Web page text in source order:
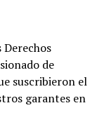
de
suscribieron el
garantes en